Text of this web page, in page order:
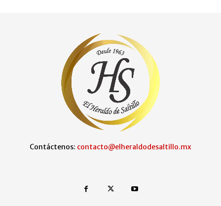
Contáctenos: contacto@elheraldodesaltillo.mx